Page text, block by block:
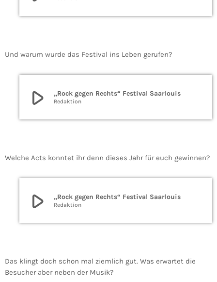
Und warum wurde das Festival ins Leben gerufen?
play_arrow „Rock gegen Rechts“ Festival Saarlouis
Redaktion
Welche Acts konntet ihr denn dieses Jahr für euch gewinnen?
play_arrow „Rock gegen Rechts“ Festival Saarlouis
Redaktion
Das klingt doch schon mal ziemlich gut. Was erwartet die
Besucher aber neben der Musik?